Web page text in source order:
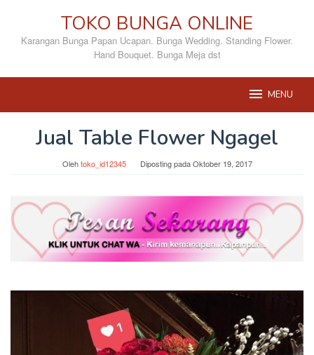
konten
TOKO BUNGA ONLINE
Karangan Bunga Papan Ucapan. Bunga Wedding. Standing Flower.
Hand Bouquet. Bunga Meja dst
MENU
Jual Table Flower Ngagel
Olehtoko_id12345 Diposting padaOktober 19, 2017